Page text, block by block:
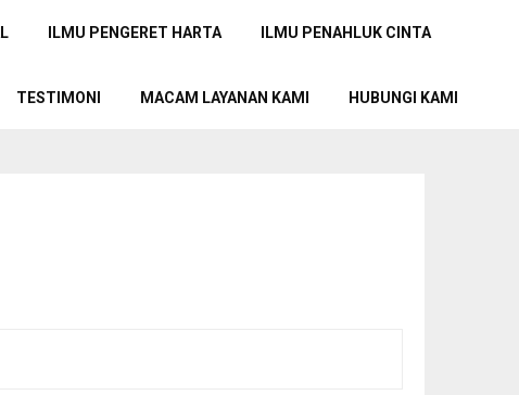
ILMU PENGERET HARTA ILMU PENAHLUK CINTA
TESTIMONI MACAM LAYANAN KAMI HUBUNGI KAMI